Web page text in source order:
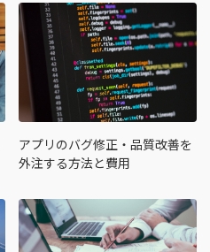
アプリのバグ修正・品質改善を
外注する方法と費用